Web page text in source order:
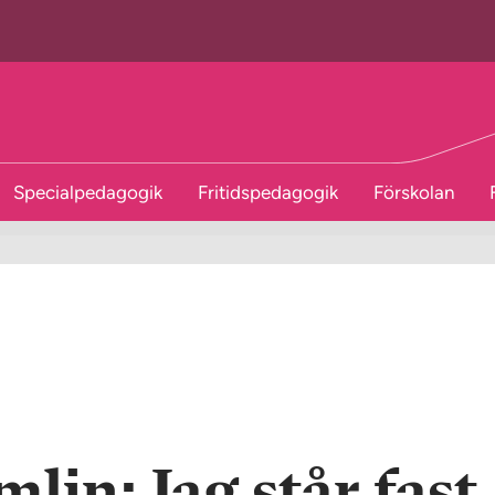
Specialpedagogik Fritidspedagogik Förskolan